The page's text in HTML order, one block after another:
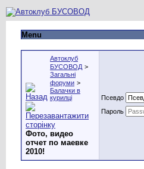
Menu
Автоклуб
БУСОВОД >
Загальні
форуми >
Балачки в
курилці
Фото, видео
отчет по маевке
2010!
Псевдо
Пароль